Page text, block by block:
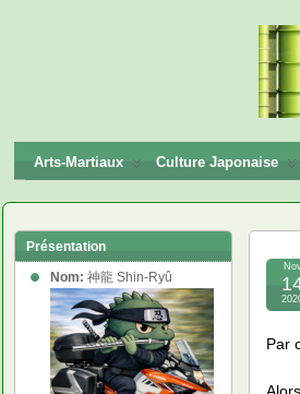
Ryū
Arts-Martiaux Culture Japonaise
Par
Présentation
Nom: 神龍 Shin-Ryû